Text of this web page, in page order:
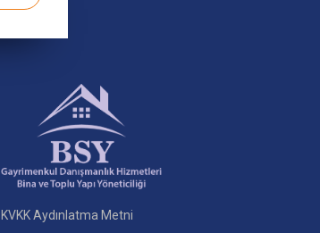
KVKK Aydınlatma Metni